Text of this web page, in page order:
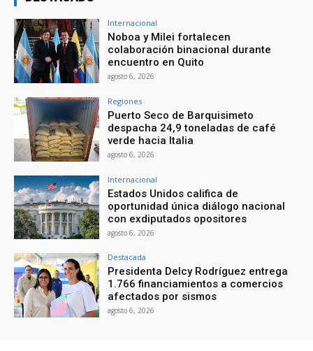
Internacional
Noboa y Milei fortalecen
colaboración binacional durante
encuentro en Quito
agosto 6, 2026
Regiones
Puerto Seco de Barquisimeto
despacha 24,9 toneladas de café
verde hacia Italia
agosto 6, 2026
Internacional
Estados Unidos califica de
oportunidad única diálogo nacional
con exdiputados opositores
agosto 6, 2026
Destacada
Presidenta Delcy Rodríguez entrega
1.766 financiamientos a comercios
afectados por sismos
agosto 6, 2026